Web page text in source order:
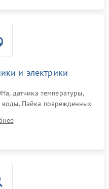
и электрики
датчика температуры,
воды. Пайка поврежденных
проводки и контактов.